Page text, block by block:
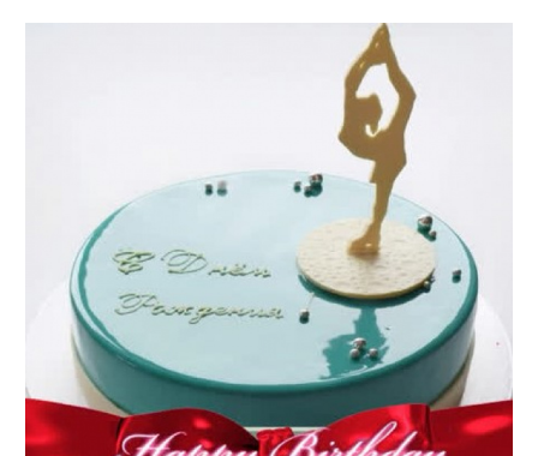
Найти: